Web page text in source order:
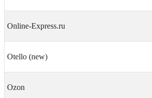
Online-Express.ru
Otello (new)
Ozon